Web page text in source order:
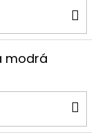
modrá